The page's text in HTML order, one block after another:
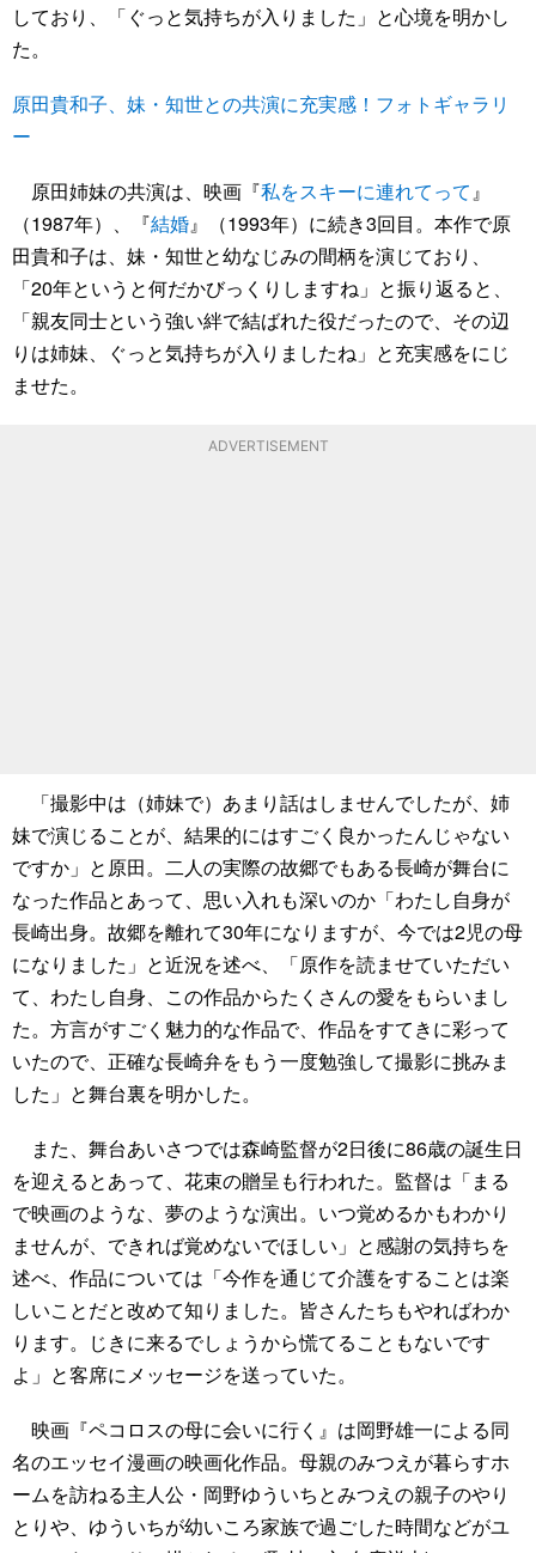
しており、「ぐっと気持ちが入りました」と心境を明かし
た。
原田貴和子、妹・知世との共演に充実感！フォトギャラリ
ー
原田姉妹の共演は、映画『私をスキーに連れてって』
（1987年）、『結婚』（1993年）に続き3回目。本作で原
田貴和子は、妹・知世と幼なじみの間柄を演じており、
「20年というと何だかびっくりしますね」と振り返ると、
「親友同士という強い絆で結ばれた役だったので、その辺
りは姉妹、ぐっと気持ちが入りましたね」と充実感をにじ
ませた。
ADVERTISEMENT
「撮影中は（姉妹で）あまり話はしませんでしたが、姉
妹で演じることが、結果的にはすごく良かったんじゃない
ですか」と原田。二人の実際の故郷でもある長崎が舞台に
なった作品とあって、思い入れも深いのか「わたし自身が
長崎出身。故郷を離れて30年になりますが、今では2児の母
になりました」と近況を述べ、「原作を読ませていただい
て、わたし自身、この作品からたくさんの愛をもらいまし
た。方言がすごく魅力的な作品で、作品をすてきに彩って
いたので、正確な長崎弁をもう一度勉強して撮影に挑みま
した」と舞台裏を明かした。
また、舞台あいさつでは森崎監督が2日後に86歳の誕生日
を迎えるとあって、花束の贈呈も行われた。監督は「まる
で映画のような、夢のような演出。いつ覚めるかもわかり
ませんが、できれば覚めないでほしい」と感謝の気持ちを
述べ、作品については「今作を通じて介護をすることは楽
しいことだと改めて知りました。皆さんたちもやればわか
ります。じきに来るでしょうから慌てることもないです
よ」と客席にメッセージを送っていた。
映画『ペコロスの母に会いに行く』は岡野雄一による同
名のエッセイ漫画の映画化作品。母親のみつえが暮らすホ
ームを訪ねる主人公・岡野ゆういちとみつえの親子のやり
とりや、ゆういちが幼いころ家族で過ごした時間などがユ